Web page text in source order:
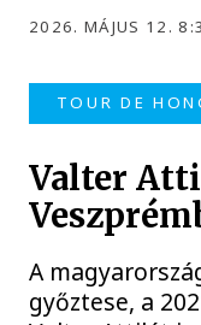
2026. MÁJUS 12.
TOUR DE
Valter
A
győztese, a